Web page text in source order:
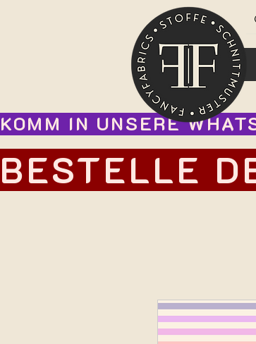
KOMM IN UNSERE
BESTELLE